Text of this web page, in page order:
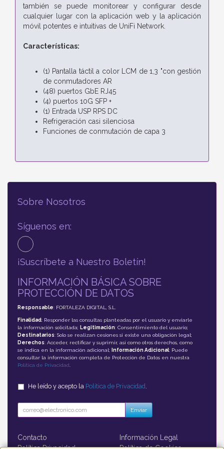
también se puede monitorear y configurar desde
cualquier lugar con la aplicación web y la aplicación
móvil potentes e intuitivas de UniFi Network.
Características:
(1) Pantalla táctil a color LCM de 1,3 "con gestión
de conmutadores AR
(48) puertos GbE RJ45
(4) puertos 10G SFP +
(1) Entrada USP RPS DC
Refrigeración casi silenciosa
Funciones de conmutación de capa 3
Sobre Nosotros
Síguenos en:
¡Suscríbete a Nuestro Boletín!
INFORMACIÓN BÁSICA SOBRE
PROTECCIÓN DE DATOS
Responsable: FORTALEZA DIGITAL, S.L.
Finalidad: Responder las consultas planteadas por el usuario y enviarle
la información solicitada; Legitimación: Consentimiento del usuario;
Destinatarios: Solo se realizan cesiones si existe una obligación legal;
Derechos: Acceder, rectificar y suprimir, así como otros derechos, como
se indica en la información adicional;
Información Adicional: Puede
consultar la información completa de Protección de Datos en nuestra
Política de Privacidad
He leído y acepto la Política de Privacidad
Enviar
Contacto
Información Legal